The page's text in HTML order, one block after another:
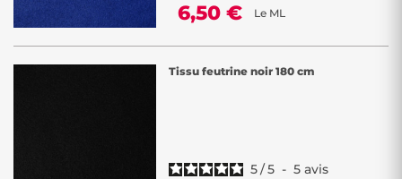
6,50 € Le ML
Tissu feutrine noir 180 cm
5/5 - 5 avis